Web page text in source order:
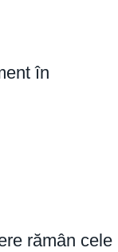
în
rămân cele